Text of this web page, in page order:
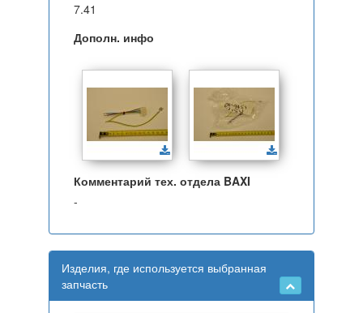
7.41
Дополн. инфо
Комментарий тех. отдела BAXI
-
Изделия, где используется выбранная
запчасть